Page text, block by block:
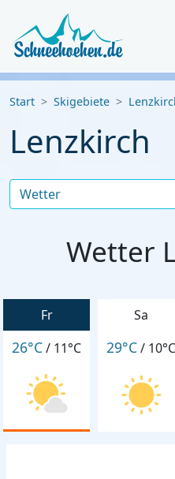
Start Skigebiete
Lenzkirch
Wetter
Fr
26°C/ 11°C
Sa
29°C/ 10°C